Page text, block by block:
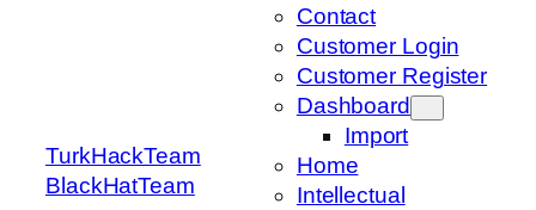
TurkHackTeam
BlackHatTeam
Contact
Customer Login
Customer Register
Dashboard
Import
Home
Intellectual